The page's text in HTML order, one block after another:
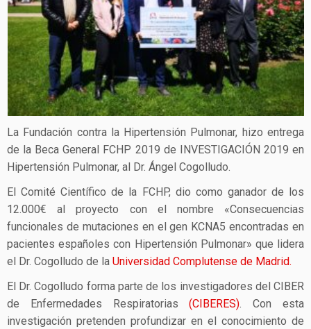
La Fundación contra la Hipertensión Pulmonar, hizo entrega
de la Beca General FCHP 2019 de INVESTIGACIÓN 2019 en
Hipertensión Pulmonar, al Dr. Ángel Cogolludo.
El Comité Científico de la FCHP, dio como ganador de los
12.000€ al proyecto con el nombre «Consecuencias
funcionales de mutaciones en el gen KCNA5 encontradas en
pacientes españoles con Hipertensión Pulmonar» que lidera
el Dr. Cogolludo de la Universidad Complutense de Madrid.
El Dr. Cogolludo forma parte de los investigadores del CIBER
de Enfermedades Respiratorias (CIBERES). Con esta
investigación pretenden profundizar en el conocimiento de